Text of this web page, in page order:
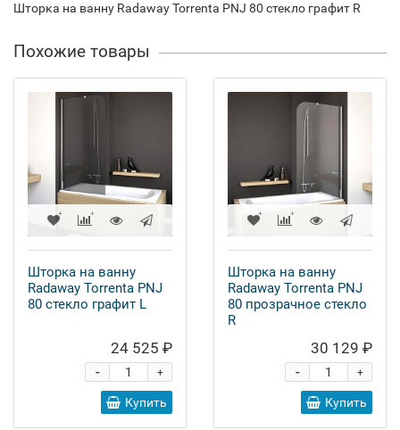
Шторка на ванну Radaway Torrenta PNJ 80 стекло графит R
Похожие товары
Шторка на ванну
Radaway Torrenta PNJ
80 стекло графит L
24 525 ₽
+
-
Купить
Шторка на ванну
Radaway Torrenta PNJ
80 прозрачное стекло
R
30 129 ₽
+
-
Купить